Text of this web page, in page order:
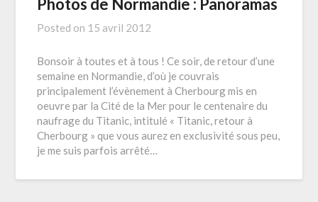
Posted on 15 avril 2012
Bonsoir à toutes et à tous ! Ce soir, de retour d’une
semaine en Normandie, d’où je couvrais
principalement l’évènement à Cherbourg mis en
oeuvre par la Cité de la Mer pour le centenaire du
naufrage du Titanic, intitulé « Titanic, retour à
Cherbourg » que vous aurez en exclusivité sous peu,
je me suis parfois arrêté…